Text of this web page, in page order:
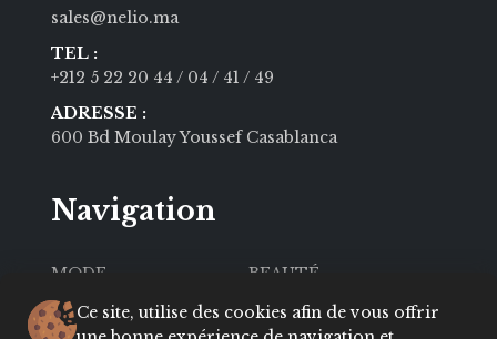
Ce site, utilise des cookies afin de vous offrir
sales@nelio.ma
TEL :
+212 5 22 20 44 / 04 / 41 / 49
ADRESSE :
600 Bd Moulay Youssef Casablanca
Navigation
MODE
BEAUTÉ
SOCIÉTÉ
CULTURE